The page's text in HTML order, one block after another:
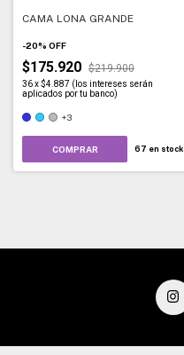
CAMA LONA GRANDE
-20% OFF
$175.920 $219.900
36x$4.887 (los intereses serán
aplicados por tu banco)
+3
COMPRAR 67 en stock